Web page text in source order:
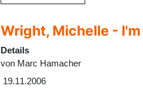
Wright, Michelle -
Details
von Marc Hamacher
19.11.2006